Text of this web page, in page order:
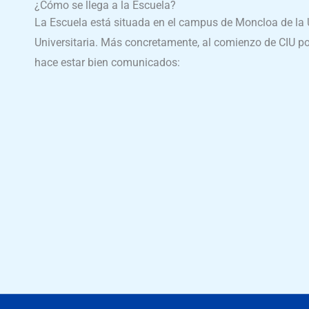
¿Cómo se llega a la Escuela?
La Escuela está situada en el campus de Moncloa de la
Universitaria. Más concretamente, al comienzo de CIU
hace estar bien comunicados: